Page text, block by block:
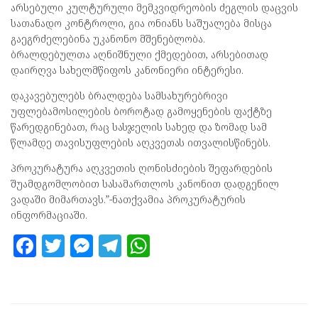
არსებული კულტურული მემკვიდრეობის ძეგლის დაცვის
სათანადო კონტროლი, გია ონიანს საშუალება მისცა
გაეგრძელებინა უკანონო მშენებლობა.
ბრალდებულთა აღნიშნული ქმედებით, არსებითად
დაირღვა სახელმწიფოს კანონიერი ინტერესი.
დაკავებულებს ბრალდება სამსახურებრივი
უფლებამოსილების ბოროტად გამოყენების ფაქტზე
წარედგინებათ, რაც სასჯელის სახედ და ზომად სამ
წლამდე თავისუფლების აღკვეთას ითვალისწინებს.
პროკურატურა აღკვეთის ღონისძიების შეფარდების
შუამდგომლობით სასამართლოს კანონით დადგენილ
ვადაში მიმართავს.”-ნათქვამია პროკურატურის
ინფორმაციაში.
F T M T